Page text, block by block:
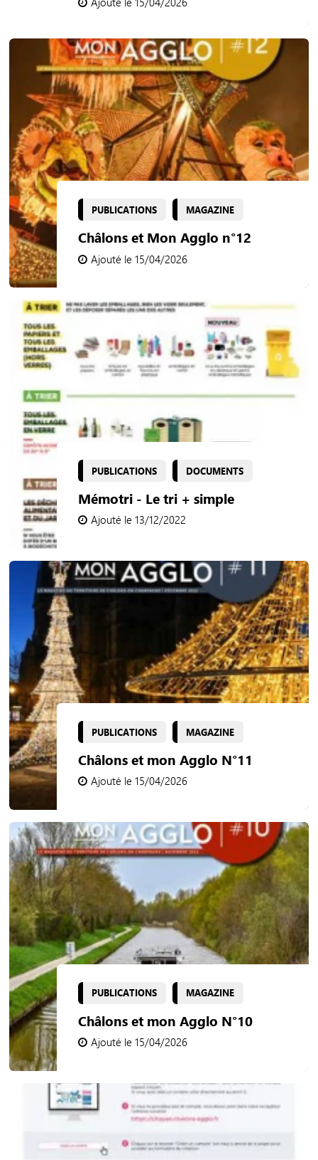
PUBLICATIONS MAGAZINE
Châlons et Mon Agglo n°12
Ajouté le 15/04/2026
PUBLICATIONS DOCUMENTS
Mémotri - Le tri + simple
Ajouté le 13/12/2022
PUBLICATIONS MAGAZINE
Châlons et mon Agglo N°11
Ajouté le 15/04/2026
PUBLICATIONS MAGAZINE
Châlons et mon Agglo N°10
Ajouté le 15/04/2026